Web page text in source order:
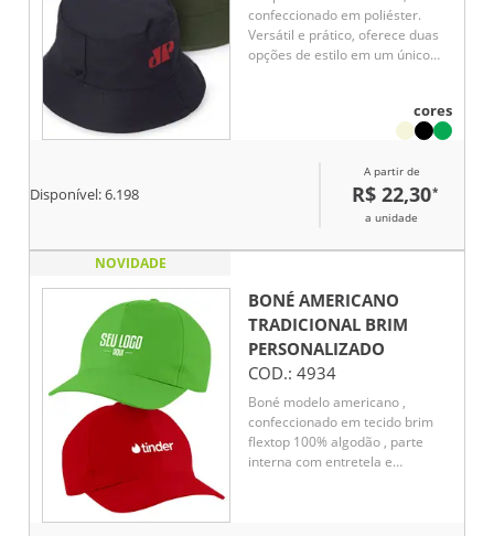
confeccionado em poliéster.
Versátil e prático, oferece duas
opções de estilo em um único
cores
Disponível:6.198
A partir de
R$ 22,30*
a unidade
NOVIDADE
BONÉ AMERICANO
TRADICIONAL BRIM
PERSONALIZADO
COD.: 4934
Boné modelo americano ,
confeccionado em tecido brim
flextop 100% algodão , parte
interna com entretela e